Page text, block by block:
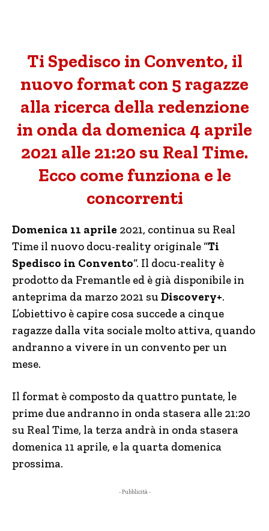
Ti Spedisco in Convento, il
nuovo format con 5 ragazze
alla ricerca della redenzione
in onda da domenica 4 aprile
2021 alle 21:20 su Real Time.
Ecco come funziona e le
concorrenti
Domenica 11 aprile 2021, continua su Real
Time il nuovo docu-reality originale “Ti
Spedisco in Convento“. Il docu-reality è
prodotto da Fremantle ed è già disponibile in
anteprima da marzo 2021 su Discovery+.
L’obiettivo è capire cosa succede a cinque
ragazze dalla vita sociale molto attiva, quando
andranno a vivere in un convento per un
mese.
Il format è composto da quattro puntate, le
prime due andranno in onda stasera alle 21:20
su Real Time, la terza andrà in onda stasera
domenica 11 aprile, e la quarta domenica
prossima.
- Pubblicità -